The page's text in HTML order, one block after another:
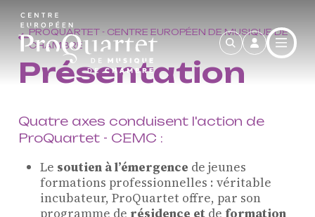
PROQUARTET - CENTRE EUROPÉEN DE MUSIQUE DE
CHAMBRE
Présentation
Quatre axes conduisent l'action de
ProQuartet - CEMC :
Le soutien à lʼémergence de jeunes
formations professionnelles : véritable
incubateur, ProQuartet offre, par son
programme de résidence etde formation